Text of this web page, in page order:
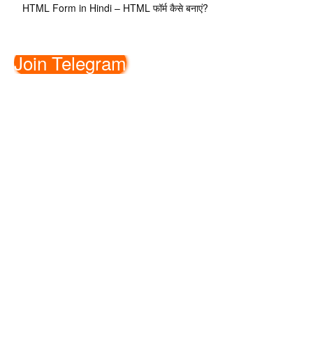
HTML Form in Hindi – HTML फॉर्म कैसे बनाएं?
Join Telegram